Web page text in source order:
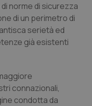
norme di sicurezza
di un perimetro di
serietà ed
già esistenti
connazionali,
condotta da